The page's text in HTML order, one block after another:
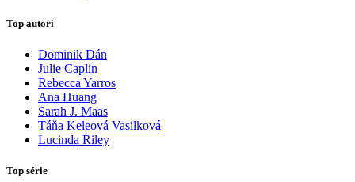
Top autori
Dominik Dán
Julie Caplin
Rebecca Yarros
Ana Huang
Sarah J. Maas
Táňa Keleová Vasilková
Lucinda Riley
Top série